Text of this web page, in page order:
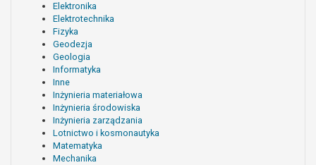
Elektronika
Elektrotechnika
Fizyka
Geodezja
Geologia
Informatyka
Inne
Inżynieria materiałowa
Inżynieria środowiska
Inżynieria zarządzania
Lotnictwo i kosmonautyka
Matematyka
Mechanika